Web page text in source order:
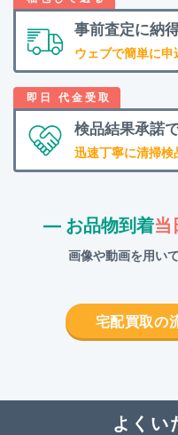
事前査定に納
ウェブで簡単に申
検品結果承諾
迅速丁寧に清掃検
― お品物到着当
画像や動画を用い
宅配買取の
よくい